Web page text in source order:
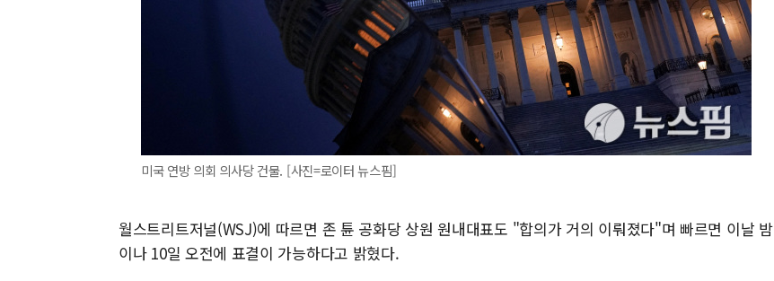
미국 연방 의회 의사당 건물. [사진=로이터 뉴스핌]
월스트리트저널(WSJ)에 따르면 존 튠 공화당 상원 원내대표도 "합의가 거의 이뤄졌다"며 빠르면 이날 밤
이나 10일 오전에 표결이 가능하다고 밝혔다.